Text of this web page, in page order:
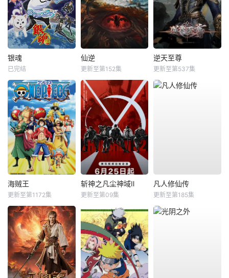
银魂
已完结
仙逆
更新至第152集
逆天至尊
更新至第537集
海贼王
更新至第1172集
斩神之凡尘神域Ⅱ
更新至第09集
凡人修仙传
更新至第185集